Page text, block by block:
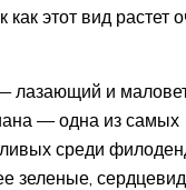
как этот вид растет
лазающий и
— одна из самых
среди
зеленые,